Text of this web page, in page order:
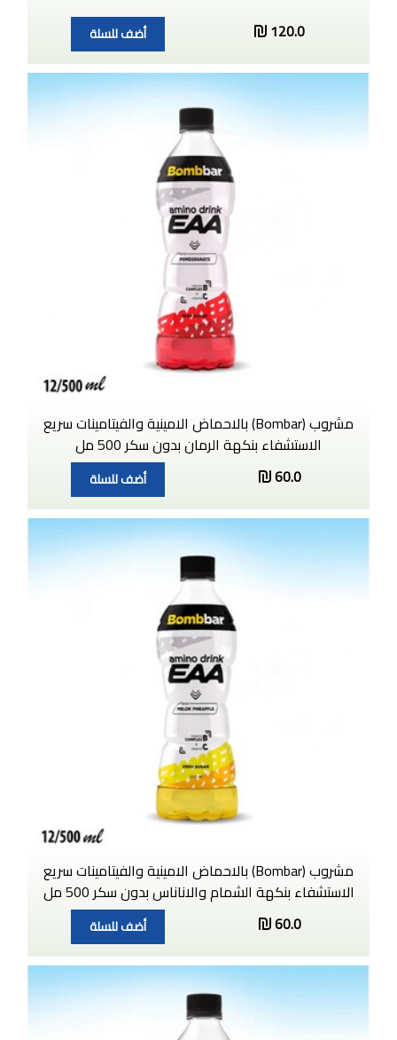
120.0
أضف للسلة
مشروب (Bombar) بالاحماض الامينية والفيتامينات سريع
الاستشفاء بنكهة الرمان بدون سكر 500 مل
60.0
أضف للسلة
مشروب (Bombar) بالاحماض الامينية والفيتامينات سريع
الاستشفاء بنكهة الشمام والاناناس بدون سكر 500 مل
60.0
أضف للسلة